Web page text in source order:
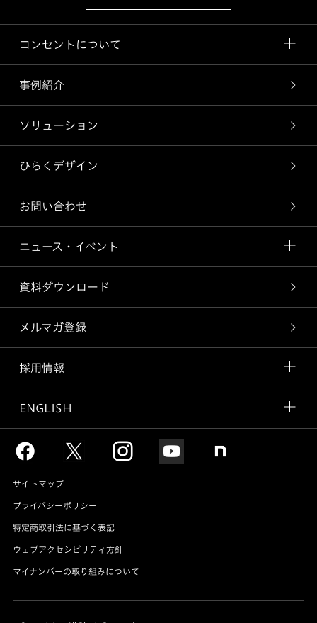
コンセントについて
事例紹介
ソリューション
ひらくデザイン
お問い合わせ
ニュース・イベント
資料ダウンロード
メルマガ登録
採用情報
ENGLISH
サイトマップ
プライバシーポリシー
特定商取引法に基づく表記
ウェブアクセシビリティ方針
マイナンバーの取り組みについて